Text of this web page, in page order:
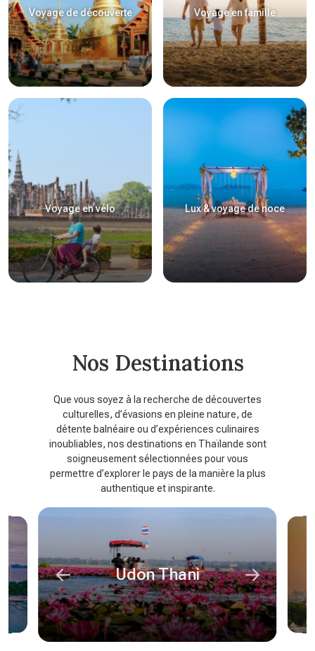
Voyage de découverte Voyage en famille
Voyage en vélo Lux & voyage de noce
Nos Destinations
Que vous soyez à la recherche de découvertes
culturelles, d’évasions en pleine nature, de
détente balnéaire ou d’expériences culinaires
inoubliables, nos destinations en Thaïlande sont
soigneusement sélectionnées pour vous
permettre d’explorer le pays de la manière la plus
authentique et inspirante.
Udon Thani